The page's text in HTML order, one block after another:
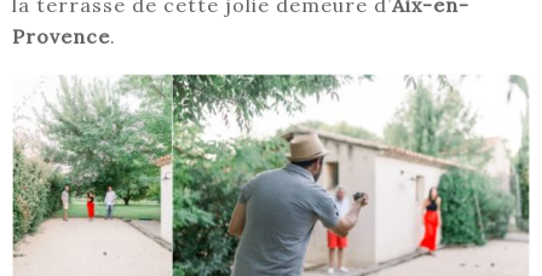
la terrasse de cette jolie demeure d’Aix-en-
Provence.